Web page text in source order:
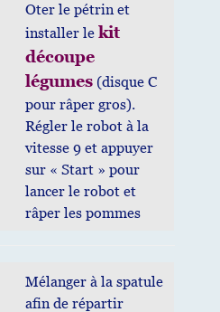
Oter le pétrin et
installer le kit
découpe
légumes (disque C
pour râper gros).
Régler le robot à la
vitesse 9 et appuyer
sur « Start » pour
lancer le robot et
râper les pommes
Mélanger à la spatule
afin de répartir